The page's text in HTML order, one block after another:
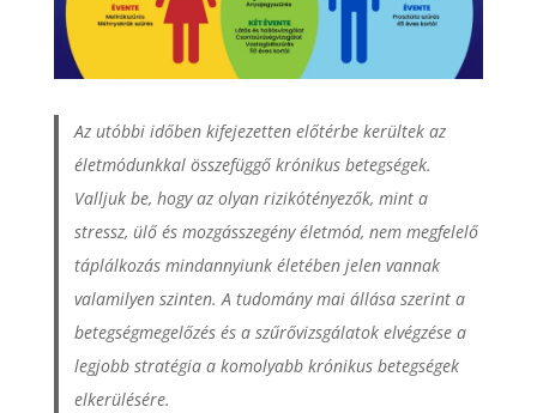
Az utóbbi időben kifejezetten előtérbe kerültek az
életmódunkkal összefüggő krónikus betegségek.
Valljuk be, hogy az olyan rizikótényezők, mint a
stressz, ülő és mozgásszegény életmód, nem megfelelő
táplálkozás mindannyiunk életében jelen vannak
valamilyen szinten. A tudomány mai állása szerint a
betegségmegelőzés és a szűrővizsgálatok elvégzése a
legjobb stratégia a komolyabb krónikus betegségek
elkerülésére.